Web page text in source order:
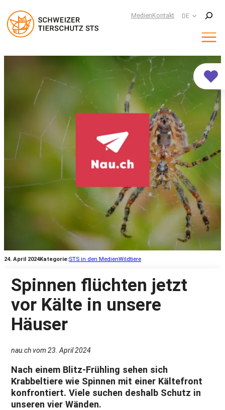
MedienKontakt DE
Suchen
24. April 2024Kategorie:STS in den MedienWildtiere
Spinnen flüchten jetzt
vor Kälte in unsere
Häuser
nau.ch vom 23. April 2024
Nach einem Blitz-Frühling sehen sich
Krabbeltiere wie Spinnen mit einer Kältefront
konfrontiert. Viele suchen deshalb Schutz in
unseren vier Wänden.